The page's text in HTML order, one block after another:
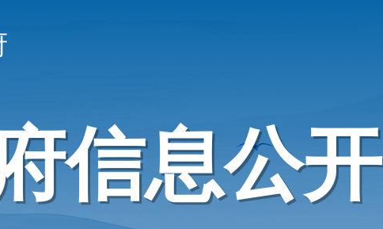
信息公开